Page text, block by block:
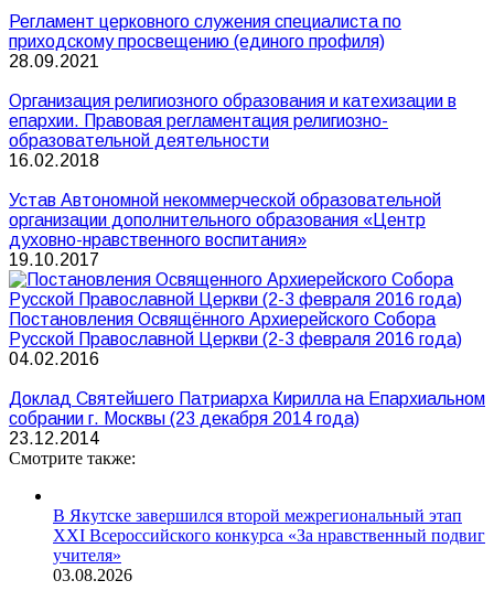
Регламент церковного служения специалиста по
приходскому просвещению (единого профиля)
28.09.2021
Организация религиозного образования и катехизации в
епархии. Правовая регламентация религиозно-
образовательной деятельности
16.02.2018
Устав Автономной некоммерческой образовательной
организации дополнительного образования «Центр
духовно-нравственного воспитания»
19.10.2017
Постановления Освящённого Архиерейского Собора
Русской Православной Церкви (2-3 февраля 2016 года)
04.02.2016
Доклад Святейшего Патриарха Кирилла на Епархиальном
собрании г. Москвы (23 декабря 2014 года)
23.12.2014
Смотрите также:
В Якутске завершился второй межрегиональный этап
XXI Всероссийского конкурса «За нравственный подвиг
учителя»
03.08.2026